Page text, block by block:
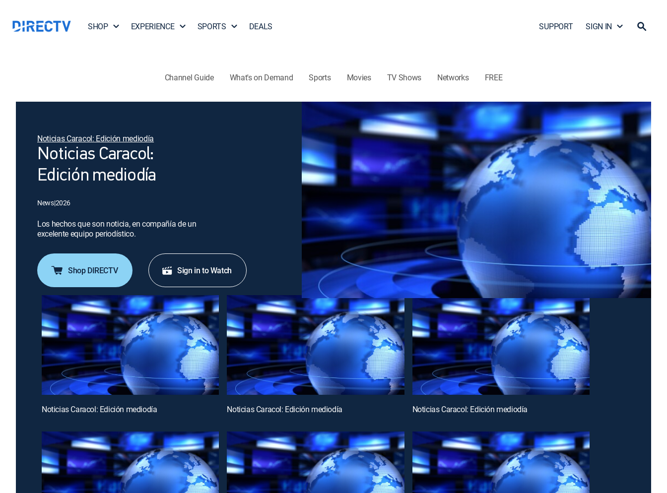
SHOP EXPERIENCE SPORTS DEALS SUPPORT SIGN IN
Channel Guide What's on Demand Sports Movies TV Shows Networks FREE
Noticias Caracol: Edición mediodía
Noticias Caracol:
Edición mediodía
News|2026
Los hechos que son noticia, en compañía de un
excelente equipo periodístico.
Shop DIRECTV Sign in to Watch
Noticias Caracol: Edición mediodía Noticias Caracol: Edición mediodía Noticias Caracol: Edición mediodía